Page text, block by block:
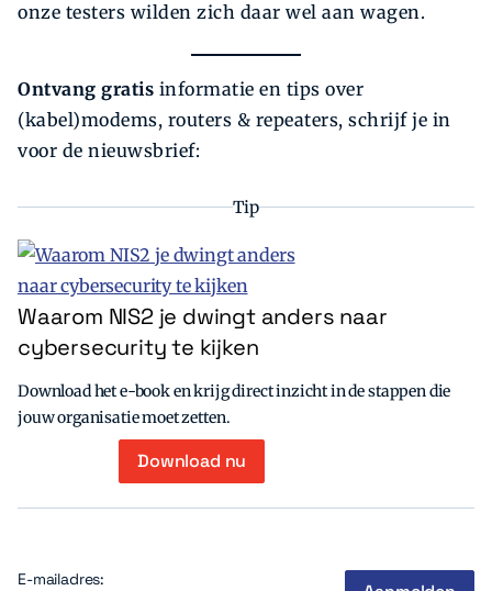
onze testers wilden zich daar wel aan wagen.
Ontvang gratis informatie en tips over
(kabel)modems, routers & repeaters, schrijf je in
voor de nieuwsbrief:
Tip
Waarom NIS2 je dwingt anders naar
cybersecurity te kijken
Download het e-book en krijg direct inzicht in de stappen die
jouw organisatie moet zetten.
Download nu
E-mailadres: